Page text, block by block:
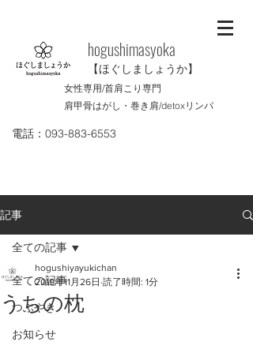
​hogushimasyoka
【ほぐしましょうか】
女性専用/首肩こり専門
肩甲骨はがし・巻き肩/detoxリンパ
電話：093-883-6553
記事
全ての記事
つぶやき
お知らせ
全ての記事
うちの枕
hogushiyayukichan
2019年11月26日 読了時間: 1分